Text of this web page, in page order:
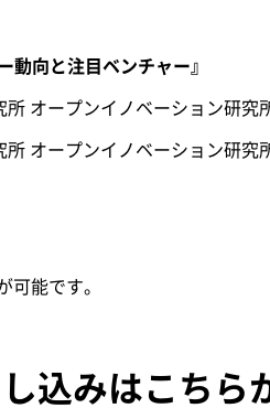
動向と注目ベンチャー』
オープンイノベーション研
プンイノベーション研究
能です。
込みはこちら